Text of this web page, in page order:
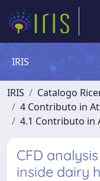
IRIS
IRIS
Catalogo
4 Contributo in
4.1 Contributo in
CFD
inside dairy